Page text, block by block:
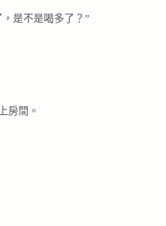
是不是喝多了？”
房間。